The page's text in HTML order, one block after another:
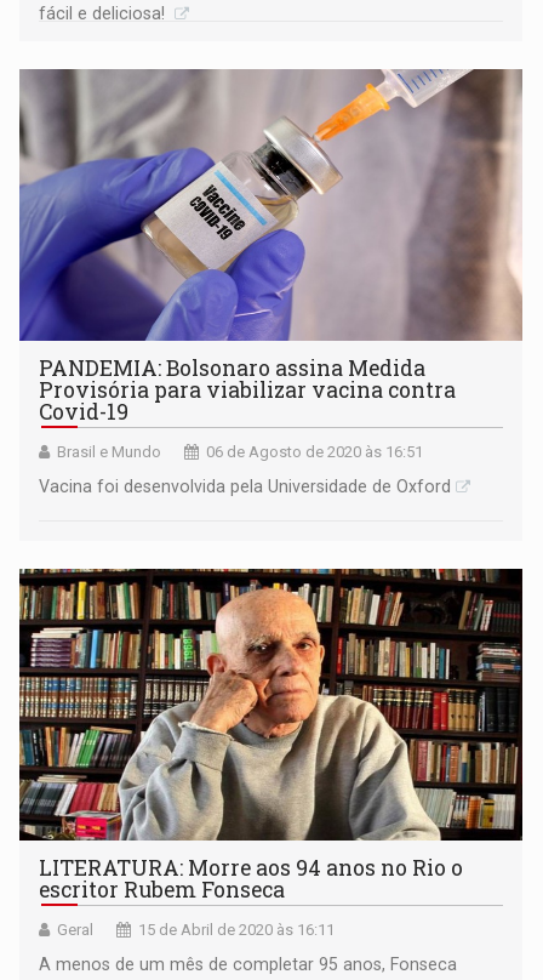
fácil e deliciosa!
PANDEMIA: Bolsonaro assina Medida
Provisória para viabilizar vacina contra
Covid-19
Brasil e Mundo 06 de Agosto de 2020 às 16:51
Vacina foi desenvolvida pela Universidade de Oxford
LITERATURA: Morre aos 94 anos no Rio o
escritor Rubem Fonseca
Geral 15 de Abril de 2020 às 16:11
A menos de um mês de completar 95 anos, Fonseca